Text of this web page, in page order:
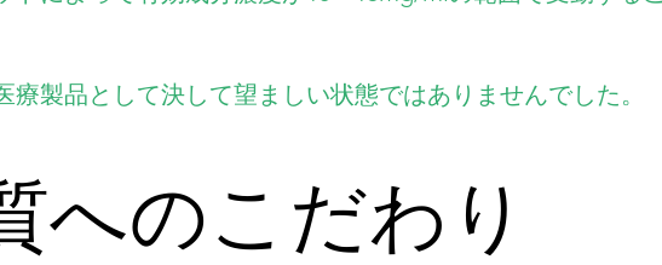
療製品として決して望ましい状態ではありませんでした。
へのこだわり